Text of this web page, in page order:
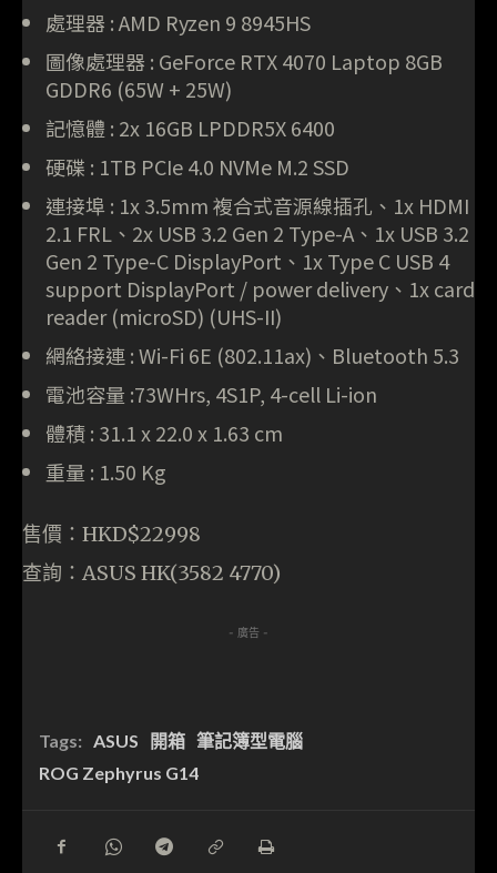
處理器 : AMD Ryzen 9 8945HS
圖像處理器 : GeForce RTX 4070 Laptop 8GB
GDDR6 (65W + 25W)
記憶體 : 2x 16GB LPDDR5X 6400
硬碟 : 1TB PCIe 4.0 NVMe M.2 SSD
連接埠 : 1x 3.5mm 複合式音源線插孔、1x HDMI
2.1 FRL、2x USB 3.2 Gen 2 Type-A、1x USB 3.2
Gen 2 Type-C DisplayPort、1x Type C USB 4
support DisplayPort / power delivery、1x card
reader (microSD) (UHS-II)
網絡接連 : Wi-Fi 6E (802.11ax)、Bluetooth 5.3
電池容量 :73WHrs, 4S1P, 4-cell Li-ion
體積 : 31.1 x 22.0 x 1.63 cm
重量 : 1.50 Kg
售價：HKD$22998
查詢：ASUS HK(3582 4770)
- 廣告 -
Tags: ASUS 開箱 筆記簿型電腦
ROG Zephyrus G14